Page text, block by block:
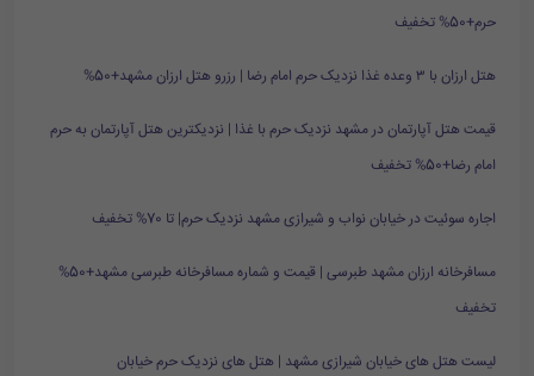
حرم+50% تخفیف
هتل ارزان با ۳ وعده غذا نزدیک حرم امام رضا | رزرو هتل ارزان مشهد+50%
قیمت هتل آپارتمان در مشهد نزدیک حرم با غذا | نزدیکترین هتل آپارتمان به حرم
امام رضا+50% تخفیف
اجاره سوئیت در خیابان نواب و شیرازی مشهد نزدیک حرم| تا 70% تخفیف
مسافرخانه ارزان مشهد طبرسی | قیمت و شماره مسافرخانه طبرسی مشهد+50%
تخفیف
لیست هتل های خیابان شیرازی مشهد | هتل های نزدیک حرم خیابان